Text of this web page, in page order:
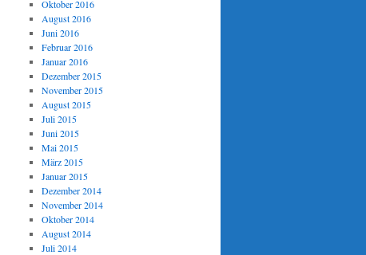
Oktober 2016
August 2016
Juni 2016
Februar 2016
Januar 2016
Dezember 2015
November 2015
August 2015
Juli 2015
Juni 2015
Mai 2015
März 2015
Januar 2015
Dezember 2014
November 2014
Oktober 2014
August 2014
Juli 2014